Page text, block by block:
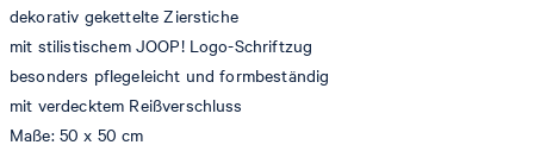
dekorativ gekettelte Zierstiche
mit stilistischem JOOP! Logo-Schriftzug
besonders pflegeleicht und formbeständig
mit verdecktem Reißverschluss
Maße: 50 x 50 cm